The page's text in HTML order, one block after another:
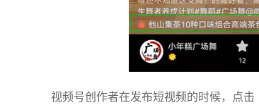
视频号创作者在发布短视频的时候，点